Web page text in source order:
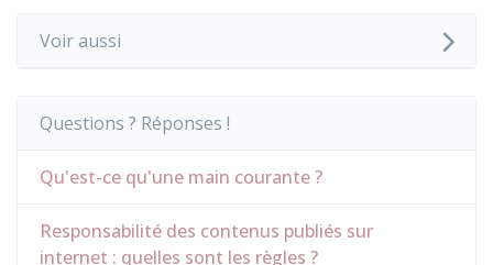
Voir aussi
Questions ? Réponses !
Qu'est-ce qu'une main courante ?
Responsabilité des contenus publiés sur
internet : quelles sont les règles ?